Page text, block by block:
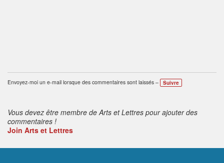
Envoyez-moi un e-mail lorsque des commentaires sont laissés – Suivre
Vous devez être membre de Arts et Lettres pour ajouter des
commentaires !
Join Arts et Lettres